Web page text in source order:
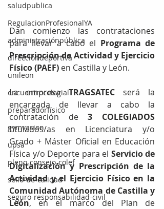
saludpublica
RegulacionProfesionalYA
administraciónpública
direccióndeportiva
unileon
encuentrocolegial
preparadorfísico
gymvasion
upsa
pleno-consejo-colef
sello-de-calidad
seguro-responsabilidad-civil
Dan comienzo las contrataciones
para llevar a cabo el Programa de
Prescripción de Actividad y Ejercicio
Físico (PAEF) en Castilla y León.
La empresa TRAGSATEC será la
encargada de llevar a cabo la
contratación de
titulados/as en Licenciatura y/o
Grado + Máster Oficial en Educación
Física y/o Deporte para el Servicio de
Digitalización y Prescripción de la
Actividad y el Ejercicio Físico en la
Comunidad Autónoma de Castilla y
León, en el marco del Plan de